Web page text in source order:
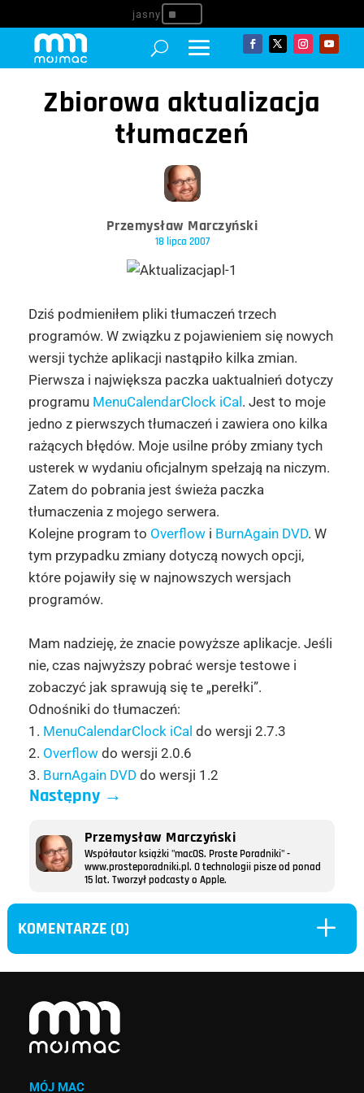
^
Zbiorowa aktualizacja
tłumaczeń
Przemysław Marczyński
18 lipca 2007
Dziś podmieniłem pliki tłumaczeń trzech
programów. W związku z pojawieniem się nowych
wersji tychże aplikacji nastąpiło kilka zmian.
Pierwsza i największa paczka uaktualnień dotyczy
programu MenuCalendarClock iCal . Jest to moje
jedno z pierwszych tłumaczeń i zawiera ono kilka
rażących błędów. Moje usilne próby zmiany tych
usterek w wydaniu oficjalnym spełzają na niczym.
Zatem do pobrania jest świeża paczka
tłumaczenia z mojego serwera.
Kolejne program to Overflowi BurnAgain DVD. W
tym przypadku zmiany dotyczą nowych opcji,
które pojawiły się w najnowszych wersjach
programów.
Mam nadzieję, że znacie powyższe aplikacje. Jeśli
nie, czas najwyższy pobrać wersje testowe i
zobaczyć jak sprawują się te „perełki”.
Odnośniki do tłumaczeń:
1. MenuCalendarClock iCal do wersji 2.7.3
2. Overflowdo wersji 2.0.6
3. BurnAgain DVDdo wersji 1.2
Następny→
Przemysław Marczyński
Współautor książki "macOS. Proste Poradniki" -
www.prosteporadniki.pl. O technologii pisze od ponad
15 lat. Tworzył podcasty o Apple.
KOMENTARZE (0) L
MÓJ MAC